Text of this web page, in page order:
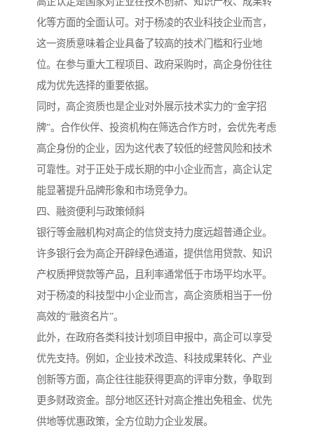
化等方面的全面认可。对于杨凌的农业科技企业而言，
这一资质意味着企业具备了较高的技术门槛和行业地
位。在参与重大工程项目、政府采购时，高企身份往往
成为优先选择的重要依据。
同时，高企资质也是企业对外展示技术实力的“金字招
牌”。合作伙伴、投资机构在筛选合作方时，会优先考虑
高企身份的企业，因为这代表了较低的经营风险和技术
可靠性。对于正处于成长期的中小企业而言，高企认定
能显著提升品牌形象和市场竞争力。
四、融资便利与政策倾斜
银行等金融机构对高企的信贷支持力度远超普通企业。
许多银行会为高企开辟绿色通道，提供信用贷款、知识
产权质押贷款等产品，且利率通常低于市场平均水平。
对于杨凌的科技型中小企业而言，高企资质相当于一份
高效的“融资名片”。
此外，在政府各类科技计划项目申报中，高企可以享受
优先支持。例如，企业技术改造、科技成果转化、产业
创新等方面，高企往往能获得更高的评审分数，争取到
更多财政资金。部分地区还针对高企推出免租金、优先
供地等优惠政策，全方位助力企业发展。